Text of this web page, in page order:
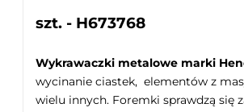
szt. - H673768
Wykrawaczki metalowe marki
wycinanie ciastek, elementów z
wielu innych. Foremki sprawdzą się